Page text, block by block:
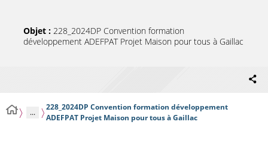
Objet : 228_2024DP Convention formation
développement ADEFPAT Projet Maison pour tous à Gaillac
...
228_2024DP Convention formation développement
ADEFPAT Projet Maison pour tous à Gaillac